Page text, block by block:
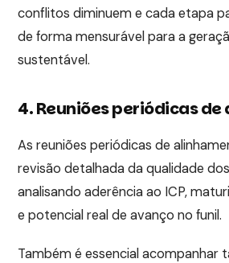
conflitos diminuem e cada etapa
de forma mensurável para a
sustentável.
4. Reuniões periódicas
As reuniões periódicas de
revisão detalhada da qualidade
analisando aderência ao ICP,
e potencial real de avanço no funil.
Também é essencial acompanhar